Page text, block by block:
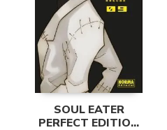
SOUL EATER
PERFECT EDITION